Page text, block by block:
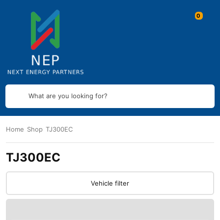
What are you looking for?
Home Shop TJ300EC
TJ300EC
Vehicle filter